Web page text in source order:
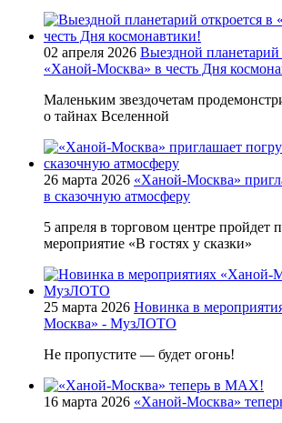
02 апреля 2026 Выездной планетарий
«Ханой-Москва» в честь Дня
Маленьким звездочетам
о тайнах Вселенной
26 марта 2026 «Ханой-Москва»
в сказочную атмосферу
5 апреля в торговом центре пройдет
мероприятие «В гостях у сказки»
25 марта 2026 Новинка в
Москва» - МузЛОТО
Не пропустите — будет огонь!
16 марта 2026 «Ханой-Москва»